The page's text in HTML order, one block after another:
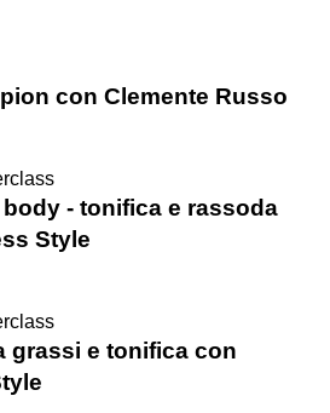
con Clemente Russo
- tonifica e rassoda
Style
grassi e tonifica con